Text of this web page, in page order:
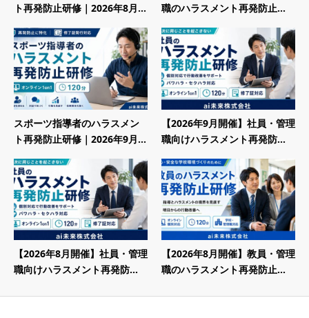
ト再発防止研修｜2026年8月...
職のハラスメント再発防止...
スポーツ指導者のハラスメン
ト再発防止研修｜2026年9月...
【2026年9月開催】社員・管理
職向けハラスメント再発防...
【2026年8月開催】社員・管理
職向けハラスメント再発防...
【2026年8月開催】教員・管理
職のハラスメント再発防止...